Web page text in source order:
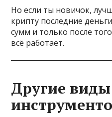
Но если ты новичок,
крипту последние
сумм и только после
всё работает.
Другие